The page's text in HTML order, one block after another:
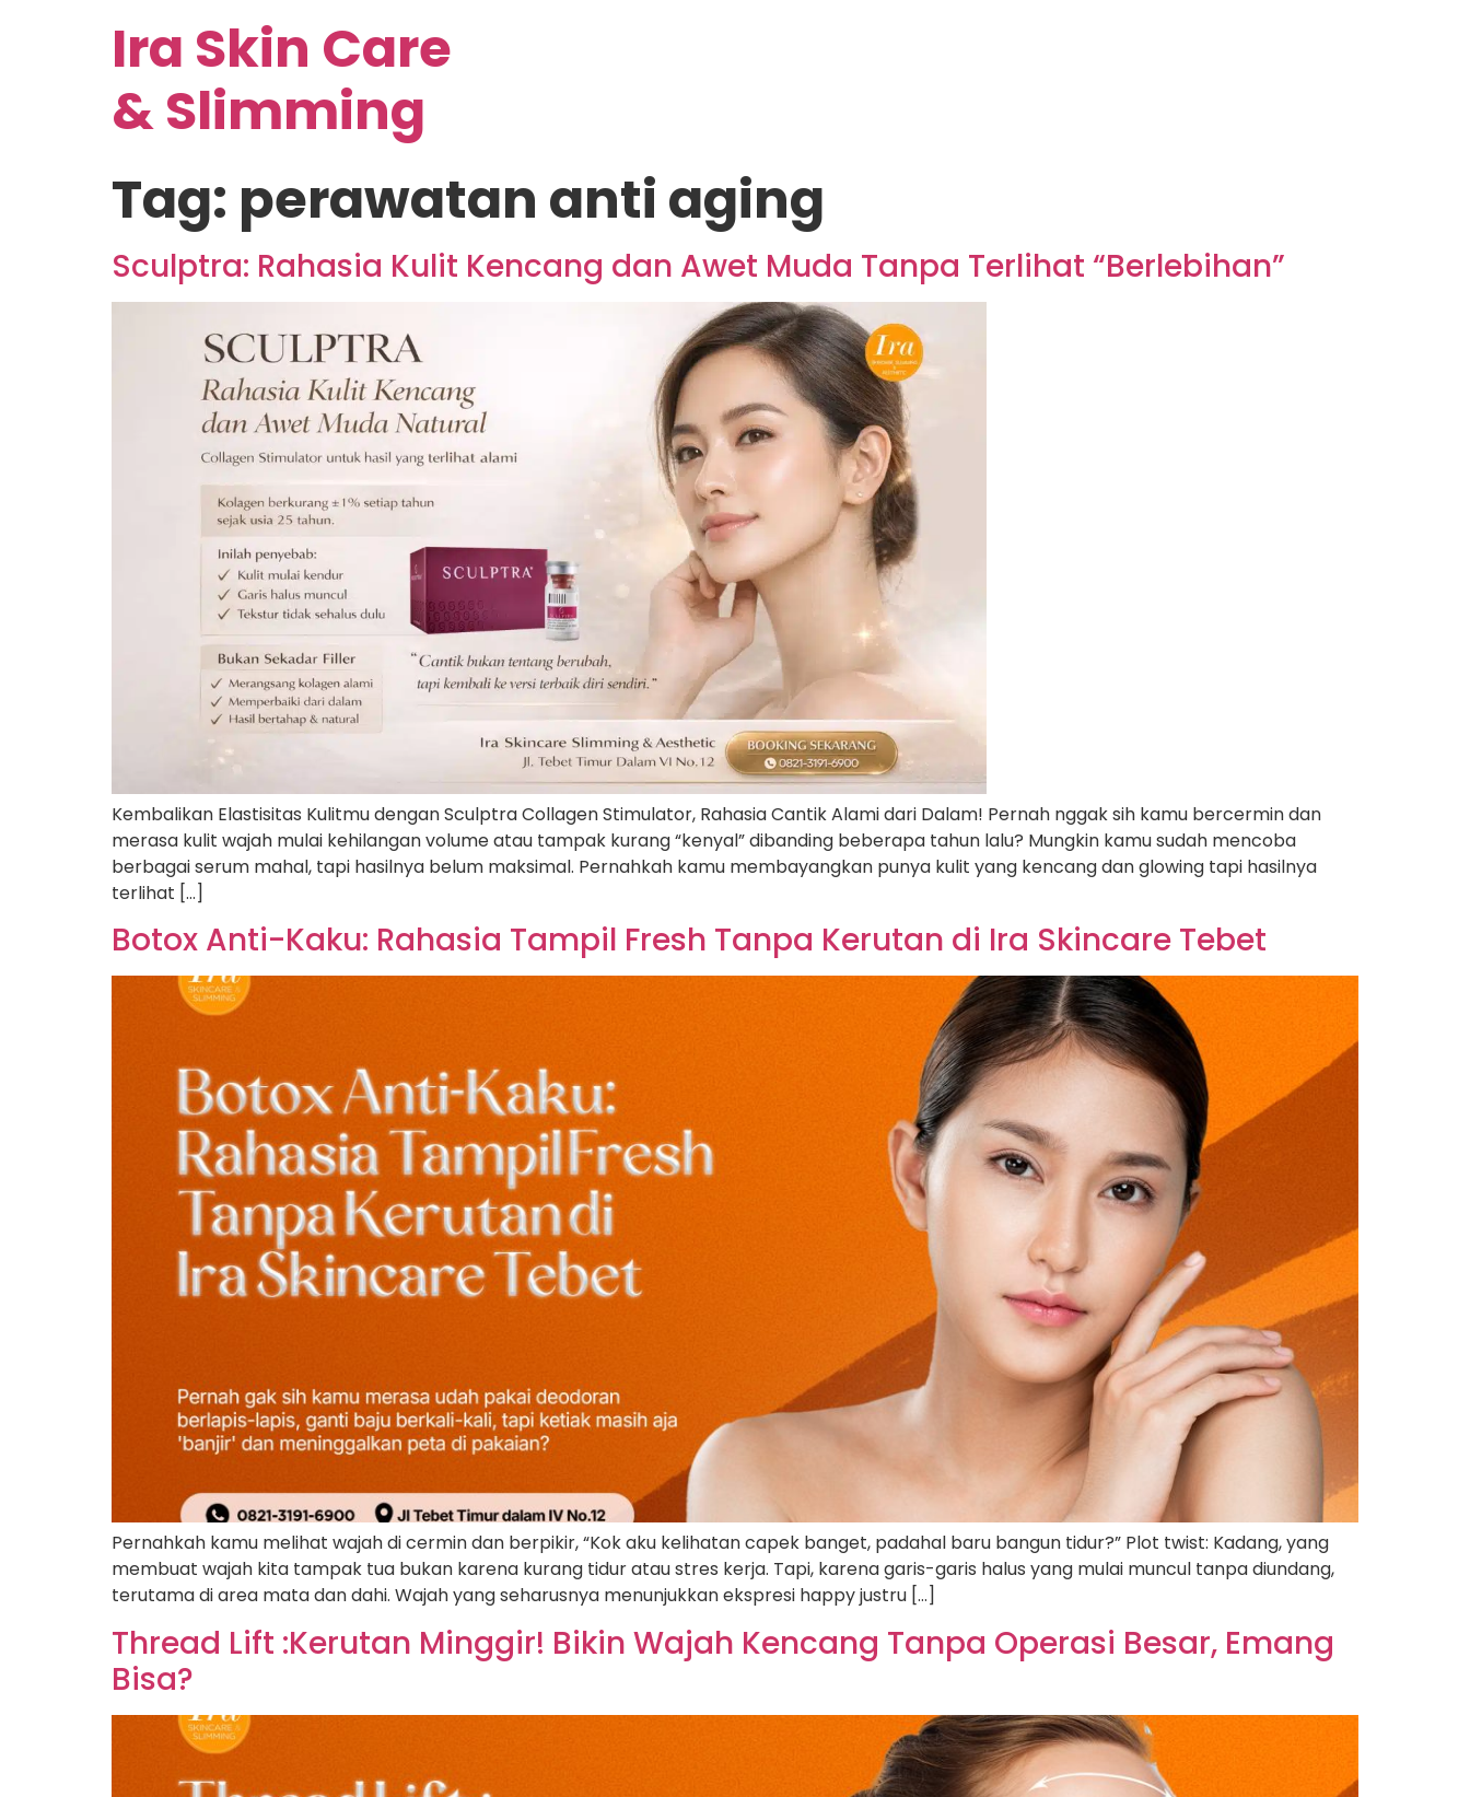
Ira Skin Care
& Slimming
Tag: perawatan anti aging
Sculptra: Rahasia Kulit Kencang dan Awet Muda Tanpa Terlihat “Berlebihan”
Kembalikan Elastisitas Kulitmu dengan Sculptra Collagen Stimulator, Rahasia Cantik Alami dari Dalam! Pernah nggak sih kamu bercermin dan
merasa kulit wajah mulai kehilangan volume atau tampak kurang “kenyal” dibanding beberapa tahun lalu? Mungkin kamu sudah mencoba
berbagai serum mahal, tapi hasilnya belum maksimal. Pernahkah kamu membayangkan punya kulit yang kencang dan glowing tapi hasilnya
terlihat […]
Botox Anti-Kaku: Rahasia Tampil Fresh Tanpa Kerutan di Ira Skincare Tebet
Pernahkah kamu melihat wajah di cermin dan berpikir, “Kok aku kelihatan capek banget, padahal baru bangun tidur?” Plot twist: Kadang, yang
membuat wajah kita tampak tua bukan karena kurang tidur atau stres kerja. Tapi, karena garis-garis halus yang mulai muncul tanpa diundang,
terutama di area mata dan dahi. Wajah yang seharusnya menunjukkan ekspresi happy justru […]
Thread Lift :Kerutan Minggir! Bikin Wajah Kencang Tanpa Operasi Besar, Emang
Bisa?